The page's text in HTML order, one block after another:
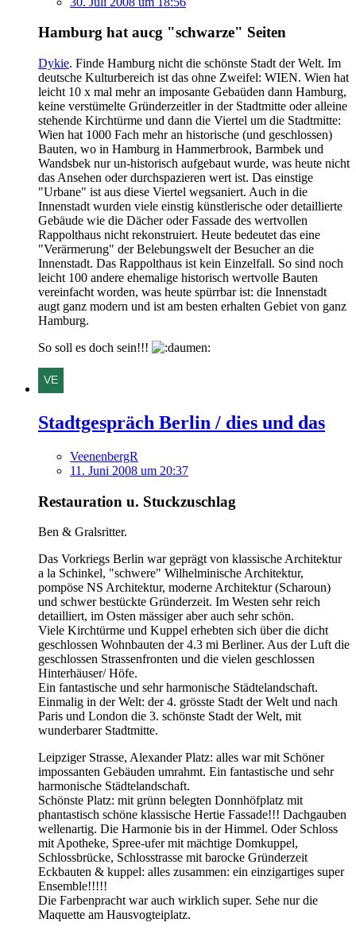
Hamburg hat aucg "schwarze" Seiten
Dykie. Finde Hamburg nicht die schönste Stadt der Welt. Im
deutsche Kulturbereich ist das ohne Zweifel: WIEN. Wien hat
leicht 10 x mal mehr an imposante Gebaüden dann Hamburg,
keine verstümelte Gründerzeitler in der Stadtmitte oder alleine
stehende Kirchtürme und dann die Viertel um die Stadtmitte:
Wien hat 1000 Fach mehr an historische (und geschlossen)
Bauten, wo in Hamburg in Hammerbrook, Barmbek und
Wandsbek nur un-historisch aufgebaut wurde, was heute nicht
das Ansehen oder durchspazieren wert ist. Das einstige
"Urbane" ist aus diese Viertel wegsaniert. Auch in die
Innenstadt wurden viele einstig künstlerische oder detaillierte
Gebäude wie die Dächer oder Fassade des wertvollen
Rappolthaus nicht rekonstruiert. Heute bedeutet das eine
"Verärmerung" der Belebungswelt der Besucher an die
Innenstadt. Das Rappolthaus ist kein Einzelfall. So sind noch
leicht 100 andere ehemalige historisch wertvolle Bauten
vereinfacht worden, was heute spürrbar ist: die Innenstadt
augt ganz modern und ist am besten erhalten Gebiet von ganz
Hamburg.
So soll es doch sein!!!
Stadtgespräch Berlin / dies und das
VeenenbergR
11. Juni 2008 um 20:37
Restauration u. Stuckzuschlag
Ben & Gralsritter.
Das Vorkriegs Berlin war geprägt von klassische Architektur
a la Schinkel, "schwere" Wilhelminische Architektur,
pompöse NS Architektur, moderne Architektur (Scharoun)
und schwer bestückte Gründerzeit. Im Westen sehr reich
detailliert, im Osten mässiger aber auch sehr schön.
Viele Kirchtürme und Kuppel erhebten sich über die dicht
geschlossen Wohnbauten der 4.3 mi Berliner. Aus der Luft die
geschlossen Strassenfronten und die vielen geschlossen
Hinterhäuser/ Höfe.
Ein fantastische und sehr harmonische Städtelandschaft.
Einmalig in der Welt: der 4. grösste Stadt der Welt und nach
Paris und London die 3. schönste Stadt der Welt, mit
wunderbarer Stadtmitte.
Leipziger Strasse, Alexander Platz: alles war mit Schöner
impossanten Gebäuden umrahmt. Ein fantastische und sehr
harmonische Städtelandschaft.
Schönste Platz: mit grünn belegten Donnhöfplatz mit
phantastisch schöne klassische Hertie Fassade!!! Dachgauben
wellenartig. Die Harmonie bis in der Himmel. Oder Schloss
mit Apotheke, Spree-ufer mit mächtige Domkuppel,
Schlossbrücke, Schlosstrasse mit barocke Gründerzeit
Eckbauten & kuppel: alles zusammen: ein einzigartiges super
Ensemble!!!!!
Die Farbenpracht war auch wirklich super. Sehe nur die
Maquette am Hausvogteiplatz.